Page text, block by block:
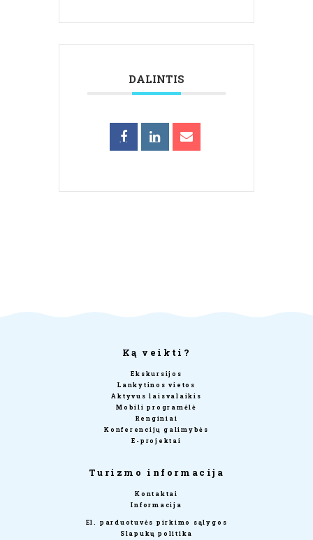
DALINTIS
Ką veikti?
Ekskursijos
Lankytinos vietos
Aktyvus laisvalaikis
Mobili programėlė
Renginiai
Konferencijų galimybės
E-projektai
Turizmo informacija
Kontaktai
Informacija
El. parduotuvės pirkimo sąlygos
Slapukų politika